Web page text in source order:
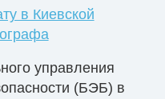
в Киевской
управления
(БЭБ) в